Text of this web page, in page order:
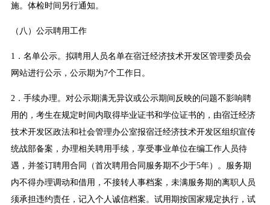
施。体检时间另行通知。
（八）公示聘用工作
1．名单公示。拟聘用人员名单在宿迁经济技术开发区管理委员会
网站进行公示，公示期为7个工作日。
2．手续办理。对公示期满无异议或公示期间反映的问题不影响聘
用的，考生在规定时间内取得毕业证书和学位证书的，由宿迁经济
技术开发区政法和社会管理办公室报宿迁经济技术开发区组织宣传
统战部备案，办理相关聘用手续，享受事业单位在编工作人员待
遇，并签订聘用合同（首次聘用合同服务期不少于5年）。服务期
内不得办理调动和借用，不接转人事档案，未满服务期的离职人员
须承担违约责任，记入个人诚信档案。试用期按国家规定执行，试